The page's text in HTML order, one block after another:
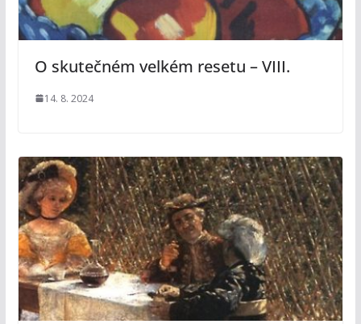
O skutečném velkém resetu – VIII.
14. 8. 2024